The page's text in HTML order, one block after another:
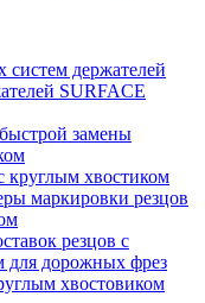
систем держателей
SURFACE
замены
круглым хвостиком
маркировки резцов
резцов с
для дорожных фрез
хвостовиком